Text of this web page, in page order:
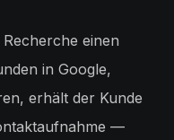
einen
in Google,
erhält der Kunde
—